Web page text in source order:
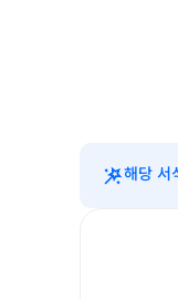
해당 서